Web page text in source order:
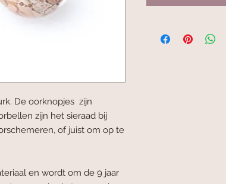
De oorknopjes zijn
zijn het sieraad bij
of juist om op te
en wordt om de 9 jaar